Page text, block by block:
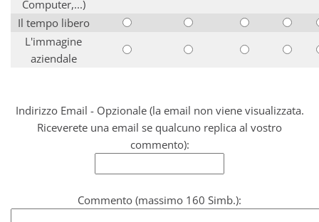
Computer,...)
Il tempo libero
L'immagine
aziendale
Indirizzo Email - Opzionale (la email non viene visualizzata.
Riceverete una email se qualcuno replica al vostro
commento):
Commento (massimo 160 Simb.):